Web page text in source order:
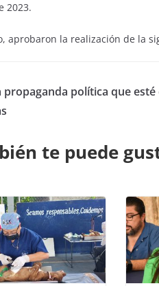
2023.
aprobaron la realización de la
propaganda política que esté
te puede